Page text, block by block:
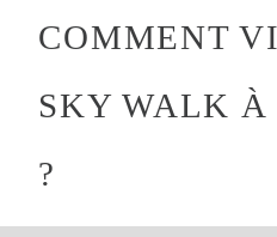
COMMENT
SKY WALK
?